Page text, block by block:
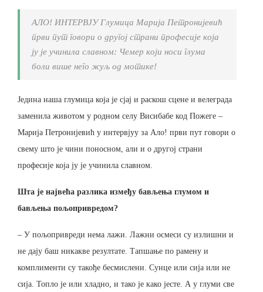
АЛО! ИНТЕРВЈУ Глумица Марија Петронијевић
први пут говори о другој страни професије која
ју је учинила славном: Чемер који носи глума
боли више него жуљ од мотике!
Једина наша глумица која је сјај и раскош сцене и велеграда
заменила животом у родном селу Висибабе код Пожеге –
Марија Петронијевић у интервјуу за Ало! први пут говори о
свему што је чини поносном, али и о другој страни
професије која ју је учинила славном.
Шта је највећа разлика између бављења глумом и
бављења пољопривредом?
– У пољопривреди нема лажи. Лажни осмеси су излишни и
не дају баш никакве резултате. Тапшање по рамену и
комплименти су такође бесмислени. Сунце или сија или не
сија. Топло је или хладно, и тако је како јесте. А у глуми све